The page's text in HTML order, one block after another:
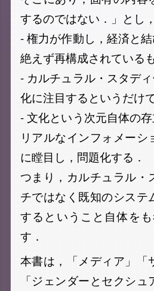
するのではない．」とし
- 権力が作動し，経済と
絶えず再構成されている
- カルチュラル・スタデ
化に注目するというだけ
- 文化という次元自体の
リアルなインフォメー
に瞠目し，問題化する．
つまり，カルチュラル
チではなく既知のシス
するということ自体を
す．
本書は，「メディア」「
「ジェンダーとセクシ